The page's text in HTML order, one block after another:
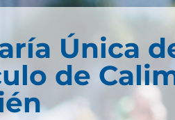
Única
de